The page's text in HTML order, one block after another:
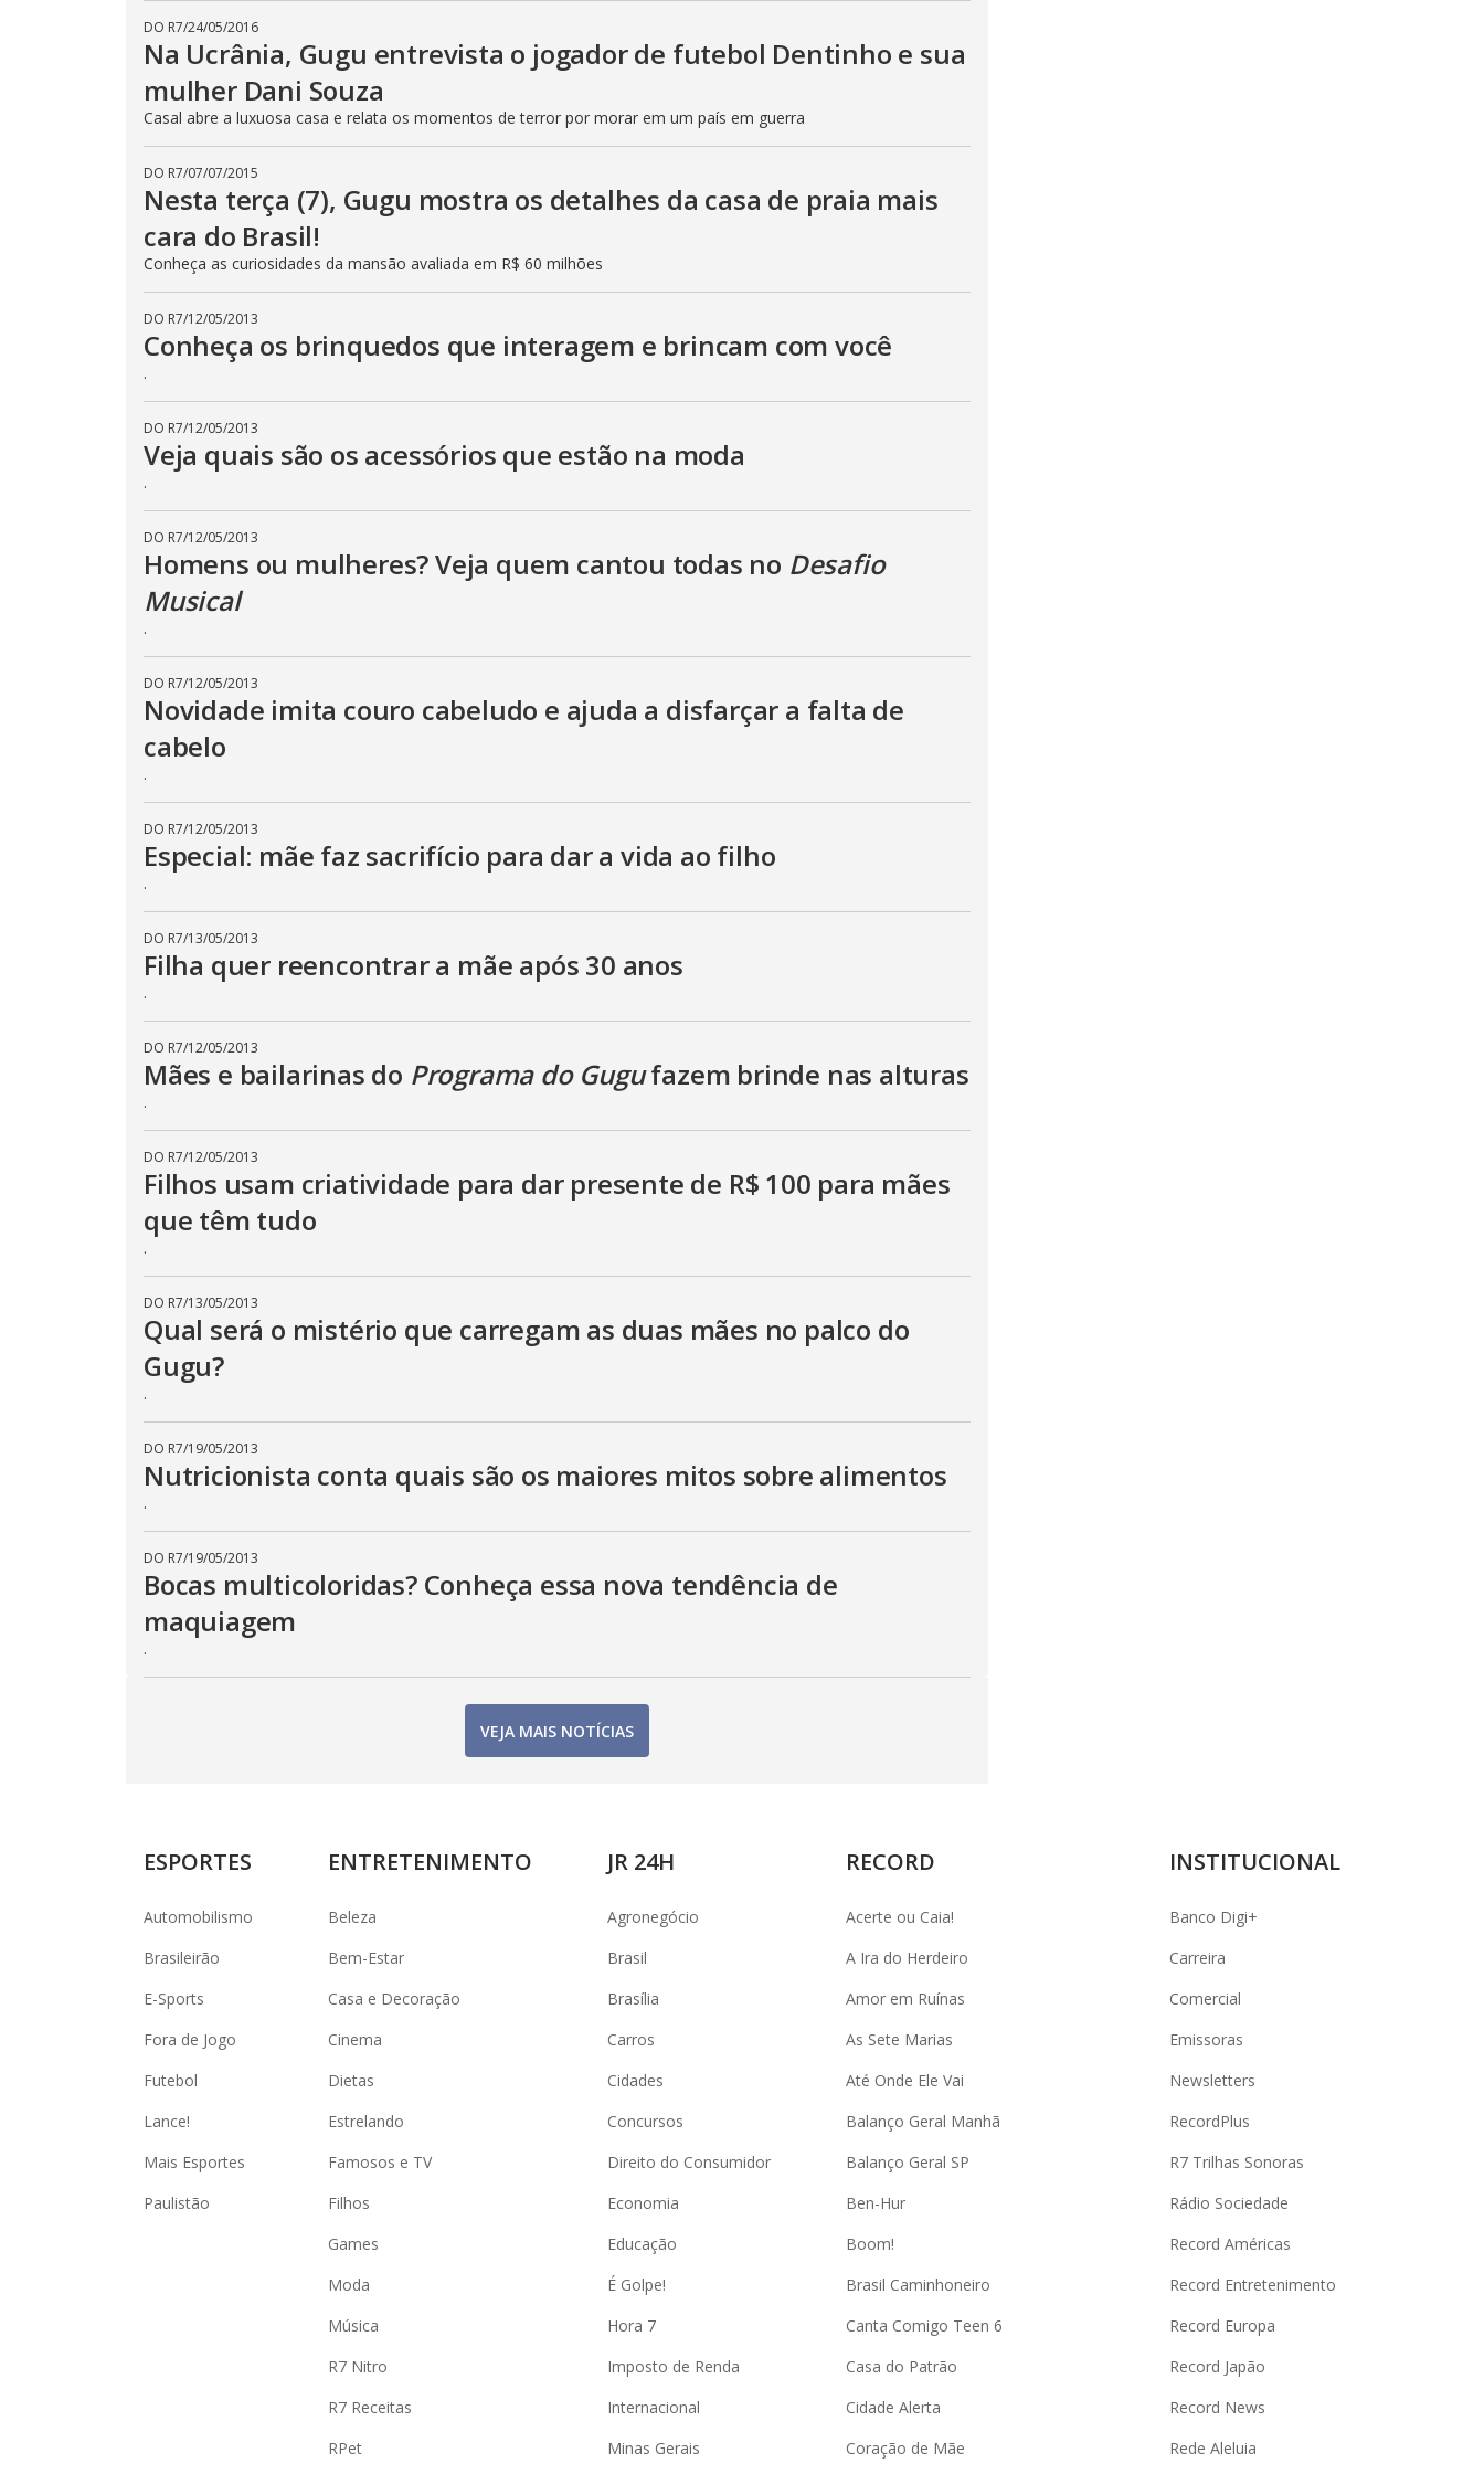
i
d
e
o
DO R7/24/05/2016
Na Ucrânia, Gugu entrevista o jogador de futebol Dentinho e sua
mulher Dani Souza
Casal abre a luxuosa casa e relata os momentos de terror por morar em um país em guerra
DO R7/07/07/2015
Nesta terça (7), Gugu mostra os detalhes da casa de praia mais
cara do Brasil!
Conheça as curiosidades da mansão avaliada em R$ 60 milhões
DO R7/12/05/2013
Conheça os brinquedos que interagem e brincam com você
.
DO R7/12/05/2013
Veja quais são os acessórios que estão na moda
.
DO R7/12/05/2013
Homens ou mulheres? Veja quem cantou todas no Desafio
Musical
.
DO R7/12/05/2013
Novidade imita couro cabeludo e ajuda a disfarçar a falta de
cabelo
.
DO R7/12/05/2013
Especial: mãe faz sacrifício para dar a vida ao filho
.
DO R7/13/05/2013
Filha quer reencontrar a mãe após 30 anos
.
DO R7/12/05/2013
Mães e bailarinas do Programa do Gugufazem brinde nas alturas
.
DO R7/12/05/2013
Filhos usam criatividade para dar presente de R$ 100 para mães
que têm tudo
.
DO R7/13/05/2013
Qual será o mistério que carregam as duas mães no palco do
Gugu?
.
DO R7/19/05/2013
Nutricionista conta quais são os maiores mitos sobre alimentos
.
DO R7/19/05/2013
Bocas multicoloridas? Conheça essa nova tendência de
maquiagem
.
VEJA MAIS NOTÍCIAS
ESPORTES
Automobilismo
Brasileirão
E-Sports
Fora de Jogo
Futebol
Lance!
Mais Esportes
Paulistão
ENTRETENIMENTO
Beleza
Bem-Estar
Casa e Decoração
Cinema
Dietas
Estrelando
Famosos e TV
Filhos
Games
Moda
Música
R7 Nitro
R7 Receitas
RPet
JR 24H
Agronegócio
Brasil
Brasília
Carros
Cidades
Concursos
Direito do Consumidor
Economia
Educação
É Golpe!
Hora 7
Imposto de Renda
Internacional
Minas Gerais
RECORD
Acerte ou Caia!
A Ira do Herdeiro
Amor em Ruínas
As Sete Marias
Até Onde Ele Vai
Balanço Geral Manhã
Balanço Geral SP
Ben-Hur
Boom!
Brasil Caminhoneiro
Canta Comigo Teen 6
Casa do Patrão
Cidade Alerta
Coração de Mãe
INSTITUCIONAL
Banco Digi+
Carreira
Comercial
Emissoras
Newsletters
RecordPlus
R7 Trilhas Sonoras
Rádio Sociedade
Record Américas
Record Entretenimento
Record Europa
Record Japão
Record News
Rede Aleluia